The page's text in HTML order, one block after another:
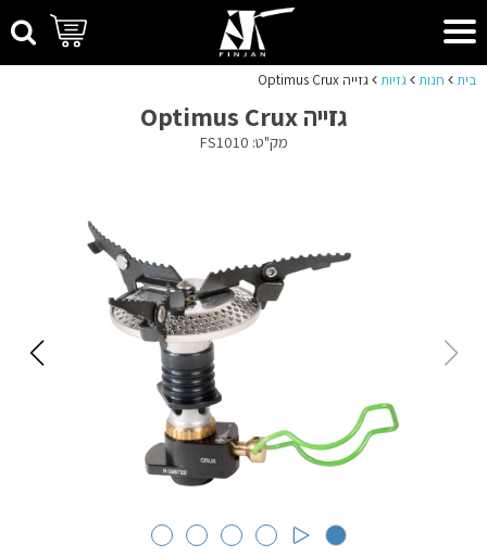
בית חנות גזיות גזייה Optimus Crux
גזייה Optimus Crux
מק"ט: FS1010